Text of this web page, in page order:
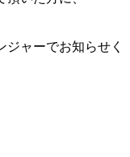
ジャーでお知らせく